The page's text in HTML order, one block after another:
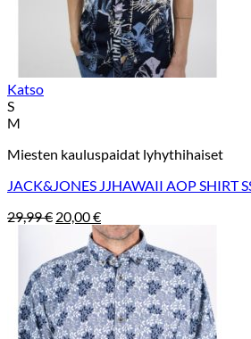
Katso
S
M
Miesten kauluspaidat lyhythihaiset
JACK&JONES JJHAWAII AOP SHIRT
29,99€ Alkuperäinen
oli:
29,99 €.
20,00€Nykyinen
hinta
on:
20,00 €.